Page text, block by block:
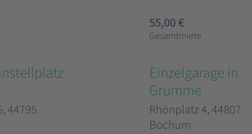
55,00 €
Gesamtmiete
44795
Einzelgarage in
Grumme
Rhönplatz 4, 44807
Bochum